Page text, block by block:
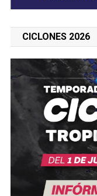
CICLONES 2026